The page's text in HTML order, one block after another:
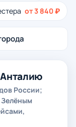
от 3 840 ₽
России;
Зелёным